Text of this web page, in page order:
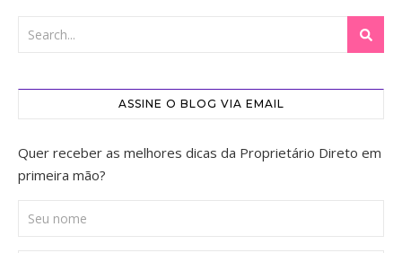
ASSINE O BLOG VIA EMAIL
Quer receber as melhores dicas da Proprietário Direto em
primeira mão?